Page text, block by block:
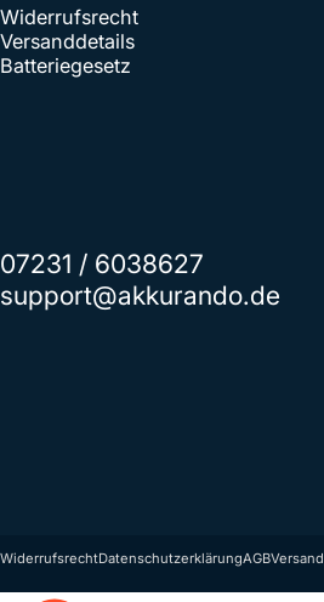
Widerrufsrecht
Versanddetails
Batteriegesetz
07231 / 6038627
support@akkurando.de
WiderrufsrechtDatenschutzerklärungAGBVersand